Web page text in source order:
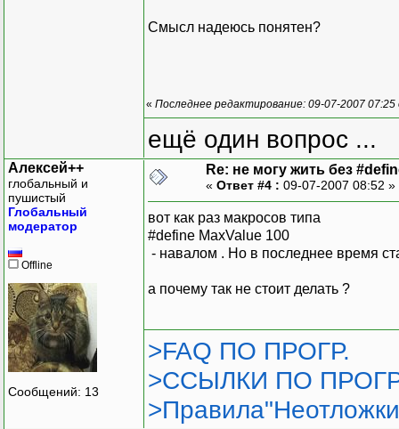
Смысл надеюсь понятен?
« Последнее редактирование: 09-07-2007
ещё один вопрос ...
Алексей++
глобальный и
пушистый
Глобальный
модератор
Offline
Сообщений: 13
Re: не могу жить без
« Ответ #4 : 09-07-2007 08:52 »
вот как раз макросов типа
#define MaxValue 100
- навалом . Но в последнее время
а почему так не стоит делать ?
>FAQ ПО ПРОГР.
>ССЫЛКИ ПО